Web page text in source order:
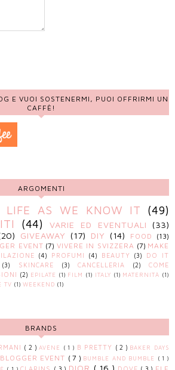
E VUOI SOSTENERMI, PUOI OFFRIRMI UN
CAFFÈ!
ARGOMENTI
LIFE AS WE KNOW IT
(49)
(44) VARIE ED EVENTUALI
(33)
GIVEAWAY (17) DIY (14) FOOD
(13)
EVENT (7) VIVERE IN SVIZZERA (7) MAKE
(4) PROFUMI (4) BEAUTY (3)
DO IT
(3) SKINCARE (3) CANCELLERIA (2)
COME
(2) EPILATE (1) FILM (1) ITALY (1) MATERNITÀ (1)
TV (1) WEEKEND (1)
BRANDS
( 2 ) AVÈNE ( 1 ) B PRETTY ( 2 ) BAKER DAYS
BLOGGER EVENT ( 7 ) BUMBLE AND BUMBLE ( 1 )
DIOR ( 16 )